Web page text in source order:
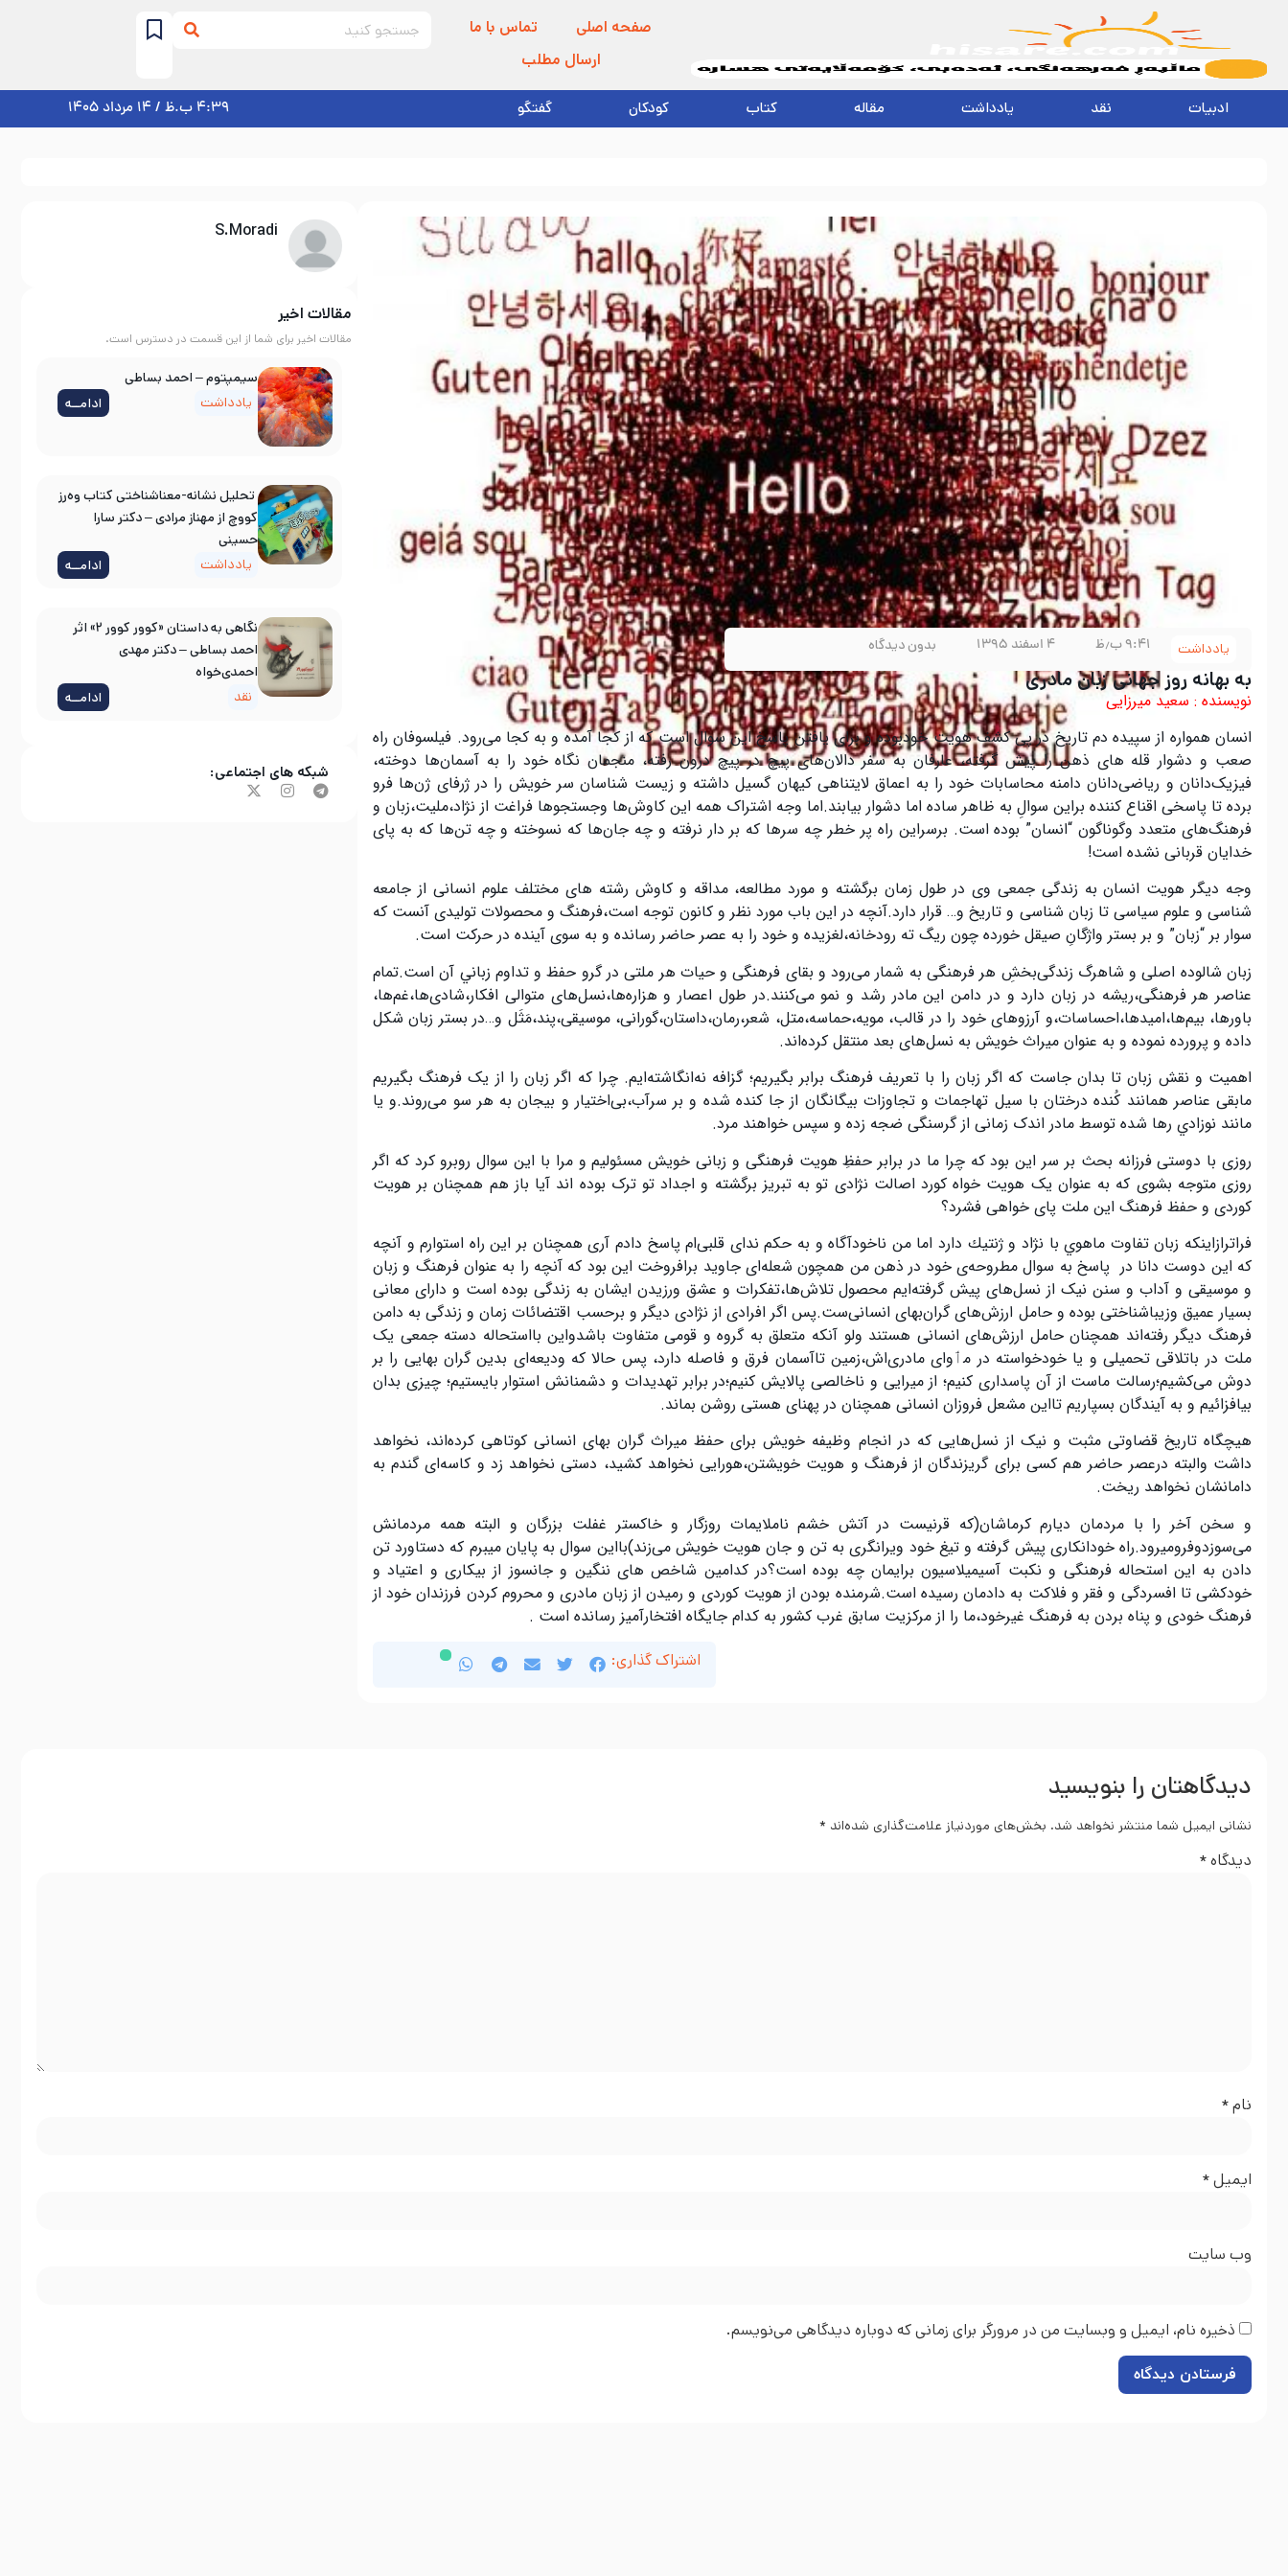
صفحه اصلی
تماس با ما
ارسال مطلب
ادبیات نقد یادداشت مقاله کتاب کودکان گفتگو 4:39 ب.ظ / 14 مرداد 1405
یادداشت ۹:۴۱ ب٫ظ ۴ اسفند ۱۳۹۵ بدون دیدگاه
به بهانه روز جهانی زبان مادری
نویسنده : سعید میرزایی
انسان همواره از سپیده دم تاریخ در پی کشف هویت خودبوده و برای یافتن پاسخ این سوال است که از کجا آمده و به کجا می‌رود. فیلسوفان راه
صعب و دشوار قله های ذهن را پیش گرفته، عارفان به سفر دالان‌های پیچ در پیچ درون رفته، منجمان نگاه خود را به آسمان‌ها دوخته،
فیزيک‌دانان و ریاضی‌دانان دامنه محاسابات خود را به اعماق لایتناهی کیهان گسیل داشته و زیست شناسان سر خویش را در ژرفای ژن‌ها فرو
برده تا پاسخی اقناع کننده براین سوالِ به ظاهر ساده اما دشوار بیابند.اما وجه اشتراک همه این کاوش‌ها وجستجوها فراغت از نژاد،ملیت،زبان و
فرهنگ‌های متعدد وگوناگون “انسان” بوده است. برسراین راه پر خطر چه سرها که بر دار نرفته و چە جان‌ها که نسوخته و چە تن‌ها که به پای
خدایان قربانی نشده است!
وجه دیگر هویت انسان به زندگی جمعی وی در طول زمان برگشته و مورد مطالعه، مداقه و کاوش رشته های مختلف علوم انسانی از جامعه
شناسی و علوم سیاسی تا زبان شناسی و تاریخ و… قرار دارد.آنچه در این باب مورد نظر و کانون توجه است،فرهنگ و محصولات تولیدی آنست که
سوار بر “زبان” و بر بستر واژگانِ صیقل خوردە چون ریگ تە رودخانه،لغزیدە و خود را به عصر حاضر رسانده و به سوی آینده در حرکت است.
زبان شالودە اصلی و شاهرگ زندگی‌بخشِ هر فرهنگی بە شمار می‌رود و بقای فرهنگی و حیات هر ملتی در گرو حفظ و تداوم زباني آن است.تمام
عناصر هر فرهنگی،ریشه در زبان دارد و در دامن این مادر رشد و نمو می‌کنند.در طول اعصار و هزاره‌ها،نسل‌های متوالی افکار،شادی‌ها،غم‌ها،
باورها، بیم‌ها‌،امیدها،احساسات،و آرزوهای خود را در قالب، مویه،حماسه،متل، شعر،رمان،داستان،گورانی، موسیقی،پند،مَثَل و…در بستر زبان شکل
داده و پرورده نموده و به عنوان میراث خویش به نسل‌های بعد منتقل کردەاند.
اهمیت و نقش زبان تا بدان جاست که اگر زبان را با تعریف فرهنگ برابر بگیریم؛ گزافه نه‌انگاشته‌ایم. چرا که اگر زبان را از یک فرهنگ بگیریم
مابقی عناصر همانند کُنده درختان با سیل تهاجمات و تجاوزات بیگانگان از جا کنده شده و بر سرآب،بی‌اختیار و بیجان به هر سو می‌روند.و یا
مانند نوزادي رها شده توسط مادر اندک زمانی از گرسنگی ضجه زده و سپس خواهند مرد.
روزی با دوستی فرزانه بحث بر سر این بود که چرا ما در برابر حفظِ هویت فرهنگی و زبانی خویش مسئولیم و مرا با این سوال روبرو کرد که اگر
روزی متوجه بشوی که به عنوان یک هویت خواه کورد اصالت نژادی تو به تبریز برگشته و اجداد تو ترک بوده اند آیا باز هم همچنان بر هویت
کوردی و حفظ فرهنگ این ملت پای خواهی فشرد؟
فراترازاينكه زبان تفاوت ماهوي با نژاد و ژنتيك دارد اما من ناخودآگاه و به حکم ندای قلبی‌ام پاسخ دادم آری همچنان بر این راه استوارم و آنچه
که این دوست دانا در پاسخ به سوال مطروحەی خود در ذهن من همچون شعله‌ای جاوید برافروخت این بود که آنچه را به عنوان فرهنگ و زبان
و موسیقی و آداب و سنن نیک از نسل‌های پیش گرفته‌ایم محصول تلاش‌ها،تفکرات و عشق ورزیدن ایشان به زندگی بوده است و دارای معانی
بسیار عمیق وزیباشناختی بوده و حامل ارزش‌های گران‌بهای انسانی‌ست.پس اگر افرادی از نژادی دیگر و برحسب اقتضائات زمان و زندگی بە دامن
فرهنگ دیگر رفتە‌اند همچنان حامل ارزش‌های انسانی هستند ولو آنکە متعلق بە گروه و قومی متفاوت باشدواین بااستحاله دستە جمعی یک
ملت در باتلاقی تحمیلی و یا خودخواسته در مٲوای مادری‌اش،زمین تاآسمان فرق و فاصله دارد، پس حالا که ودیعه‌ای بدین گران بهایی را بر
دوش می‌کشیم؛رسالت ماست از آن پاسداری کنیم؛ از میرایی و ناخالصی پالایش کنیم؛در برابر تهدیدات و دشمنانش استوار بایستیم؛ چیزی بدان
بیافزائیم و به آیندگان بسپاریم تااین مشعل فروزان انسانی همچنان در پهنای هستی روشن بماند.
هیچگاه تاریخ قضاوتی مثبت و نیک از نسل‌هایی که در انجام وظیفه خویش برای حفظ میراث گران بهای انسانی کوتاهی کرده‌اند، نخواهد
داشت والبته درعصر حاضر هم کسی برای گریزندگان از فرهنگ و هویت خویشتن،هورایی نخواهد کشید، دستی نخواهد زد و کاسه‌ای گندم به
دامانشان نخواهد ریخت.
و سخن آخر را با مردمان دیارم کرماشان(کە قرنیست در آتش خشم ناملایمات روزگار و خاکستر غفلت بزرگان و البتە همە مردمانش
می‌سوزدوفرومیرود.راه خودانکاری پیش گرفتە و تیغ خود ویرانگری بە تن و جان هویت خویش می‌زند)بااین سوال بە پایان میبرم که دستاورد تن
دادن بە این استحالە فرهنگی و نکبت آسیمیلاسیون برایمان چە بودە است؟در کدامین شاخص های ننگین و جانسوز از بیکاری و اعتیاد و
خودکشی تا افسردگی و فقر و فلاکت بە دادمان رسیدە است.شرمنده بودن از هویت کوردی و رمیدن از زبان مادری و محروم کردن فرزندان خود از
فرهنگ خودی و پناه بردن به فرهنگ غیرخود،ما را از مرکزیت سابق غرب کشور بە کدام جایگاه افتخارآمیز رسانده است .
اشتراک گذاری:
S.Moradi
مقالات اخیر
مقالات اخیر برای شما از این قسمت در دسترس است.
سیمپتوم – احمد بساطی
یادداشت
ادامــه
تحلیل نشانه-معناشناختی کتاب وه‌رز
کووچ از مهناز مرادی – دکتر سارا
حسینی
یادداشت
ادامــه
نگاهی به داستان «کوور کوور ۲» اثر
احمد بساطی – دکتر مهدی
احمدی‌خواه
نقد
ادامــه
شبکه های اجتماعی:
دیدگاهتان را بنویسید
نشانی ایمیل شما منتشر نخواهد شد. بخش‌های موردنیاز علامت‌گذاری شده‌اند *
دیدگاه*
نام*
ایمیل*
وب‌ سایت
ذخیره نام، ایمیل و وبسایت من در مرورگر برای زمانی که دوباره دیدگاهی می‌نویسم.